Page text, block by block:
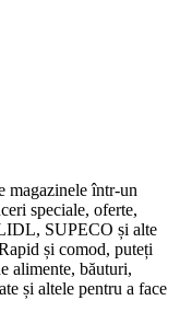
magazinele într-un
speciale, oferte,
SUPECO și alte
și comod, puteți
alimente, băuturi,
și altele pentru a face